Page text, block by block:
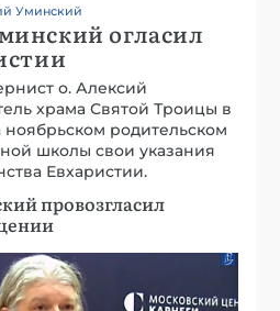
Уминский
огласил
о. Алексий
храма Святой Троицы в
ноябрьском родительском
школы свои указания
Евхаристии.
провозгласил